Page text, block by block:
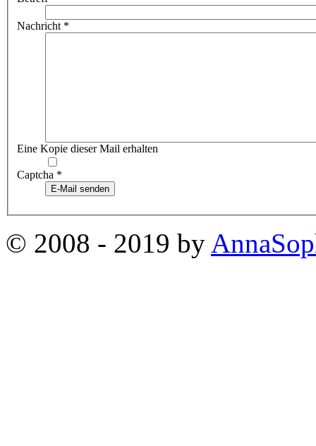
Nachricht *
Eine Kopie dieser Mail erhalten
Captcha *
E-Mail senden
© 2008 - 2019 by